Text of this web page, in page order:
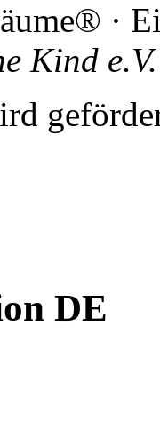
·
Kind e.V.
DE